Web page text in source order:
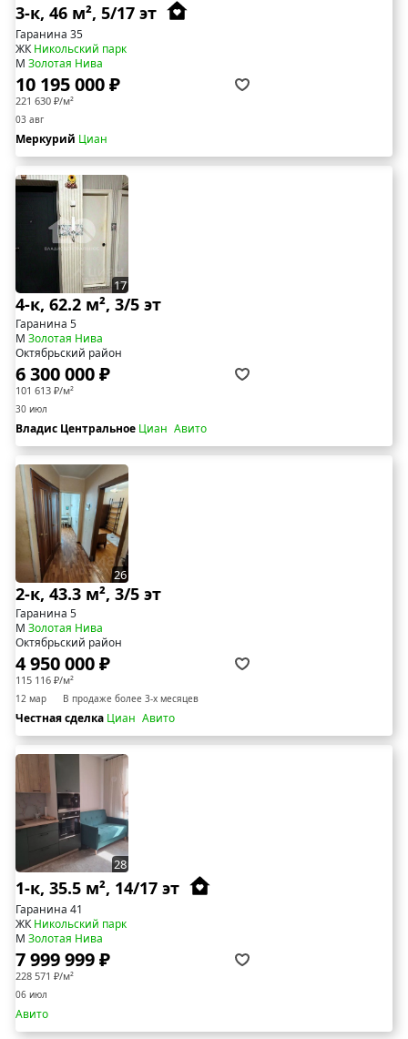
3-к, 46 м², 5/17 эт
Гаранина 35
ЖКНикольский парк
М Золотая Нива
10 195 000 ₽
221 630 ₽/м²
03 авг
Меркурий Циан
17
4-к, 62.2 м², 3/5 эт
Гаранина 5
М Золотая Нива
Октябрьский район
6 300 000 ₽
101 613 ₽/м²
30 июл
Владис Центральное Циан Авито
26
2-к, 43.3 м², 3/5 эт
Гаранина 5
М Золотая Нива
Октябрьский район
4 950 000 ₽
115 116 ₽/м²
12 мар В продаже более 3-х месяцев
Честная сделка Циан Авито
28
1-к, 35.5 м², 14/17 эт
Гаранина 41
ЖКНикольский парк
М Золотая Нива
7 999 999 ₽
228 571 ₽/м²
06 июл
Авито